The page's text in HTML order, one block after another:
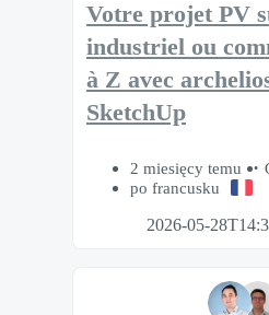
Votre projet PV
industriel ou
à Z avec
SketchUp
2 miesięcy temu
po francusku
2026-05-